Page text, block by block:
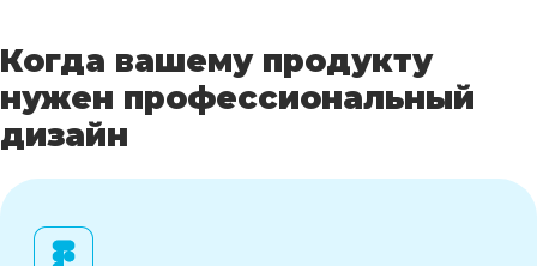
Когда вашему продукту
нужен профессиональный
дизайн